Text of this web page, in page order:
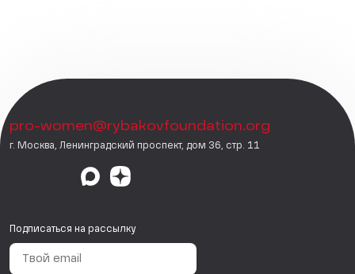
pro-women@rybakovfoundation.org
г. Москва, Ленинградский проспект, дом 36, стр. 11
Подписаться на рассылку